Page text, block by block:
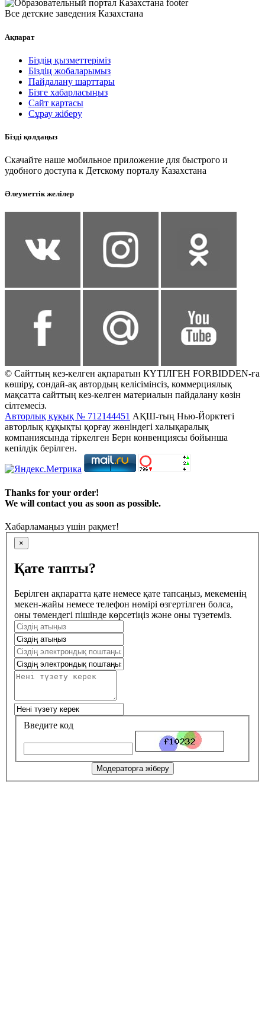
Все детские заведения Казахстана
Ақпарат
Біздің қызметтеріміз
Біздің жобаларымыз
Пайдалану шарттары
Бізге хабарласыңыз
Сайт картасы
Сұрау жіберу
Бізді қолдаңыз
Скачайте наше мобильное приложение для быстрого и
удобного доступа к Детскому порталу Казахстана
Әлеуметтік желілер
© Сайттың кез-келген ақпаратын КҮТІЛГЕН FORBIDDEN-ға
көшіру, сондай-ақ автордың келісімінсіз, коммерциялық
мақсатта сайттың кез-келген материалын пайдалану көзін
сілтемесіз.
Авторлық құқық № 712144451 АҚШ-тың Нью-Йорктегі
авторлық құқықты қорғау жөніндегі халықаралық
компаниясында тіркелген Берн конвенциясы бойынша
кепілдік берілген.
Thanks for your order!
We will contact you as soon as possible.
Хабарламаңыз үшін рақмет!
×
Қате тапты?
Берілген ақпаратта қате немесе қате тапсаңыз, мекеменің
мекен-жайы немесе телефон нөмірі өзгертілген болса,
оны төмендегі пішінде көрсетіңіз және оны түзетеміз.
Введите код
Модераторға жіберу